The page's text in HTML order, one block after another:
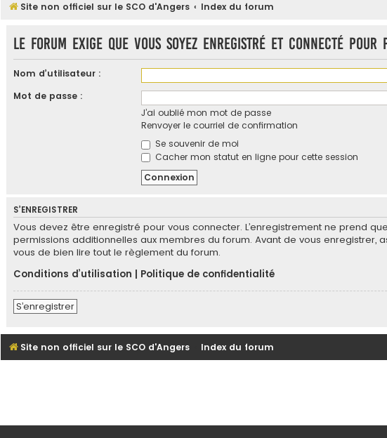
Site non officiel sur le SCO d'Angers Index du forum
Le forum exige que vous soyez enregistré et connecté
Nom d’utilisateur :
Mot de passe :
J’ai oublié mon mot de passe
Renvoyer le courriel de confirmation
Se souvenir de moi
Cacher mon statut en ligne pour cette session
S’ENREGISTRER
Vous devez être enregistré pour vous connecter. L’enregistrement ne prend
permissions additionnelles aux membres du forum. Avant de vous enregistrer,
vous de bien lire tout le règlement du forum.
Conditions d’utilisation
Politique de confidentialité
S’enregistrer
Site non officiel sur le SCO d'Angers Index du forum